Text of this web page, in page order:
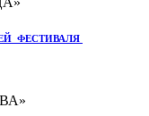
ФЕСТИВАЛЯ